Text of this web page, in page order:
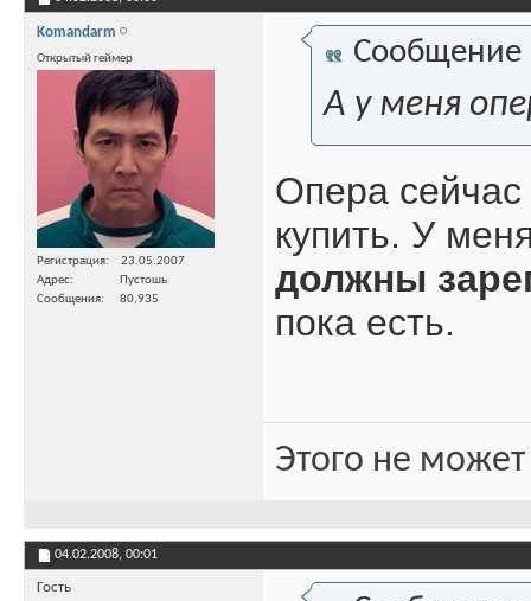
Komandarm
Открытый геймер
Регистрация
23.05.2007
Адрес
Пустошь
Сообщения
80,935
Сообщение
А у меня
Опера
купить. У
должны
пока есть.
Этого не
04.02.2008, 00:01
Гость